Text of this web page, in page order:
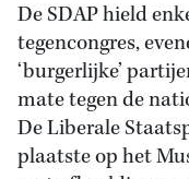
De SDAP hield
tegencongres,
‘burgerlijke’
mate tegen de
De Liberale
plaatste op het